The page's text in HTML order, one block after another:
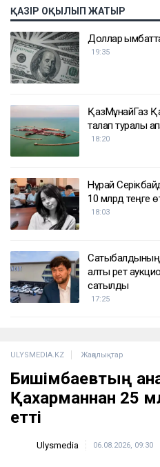
ҚАЗІР ОҚЫЛЫП ЖАТЫР
Доллар
19:35
ҚазМұнайГаз
талап туралы
18:20
Нұрай
10 млрд теңге
18:03
Сатыбалдының
алты рет
сатылды
17:25
ULYSMEDIA.KZ Жаңалықтар
Бишімбаевтың
Қахарманнан 25
етті
Ulysmedia 06.08.2026, 09:30